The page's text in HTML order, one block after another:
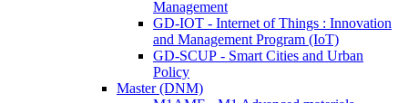
Management
GD-IOT - Internet of Things : Innovation
and Management Program (IoT)
GD-SCUP - Smart Cities and Urban
Policy
Master (DNM)